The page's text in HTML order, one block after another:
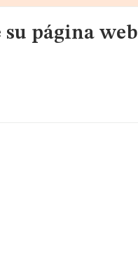
página web